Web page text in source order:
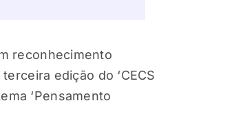
reconhecimento
edição do ‘CECS
‘Pensamento